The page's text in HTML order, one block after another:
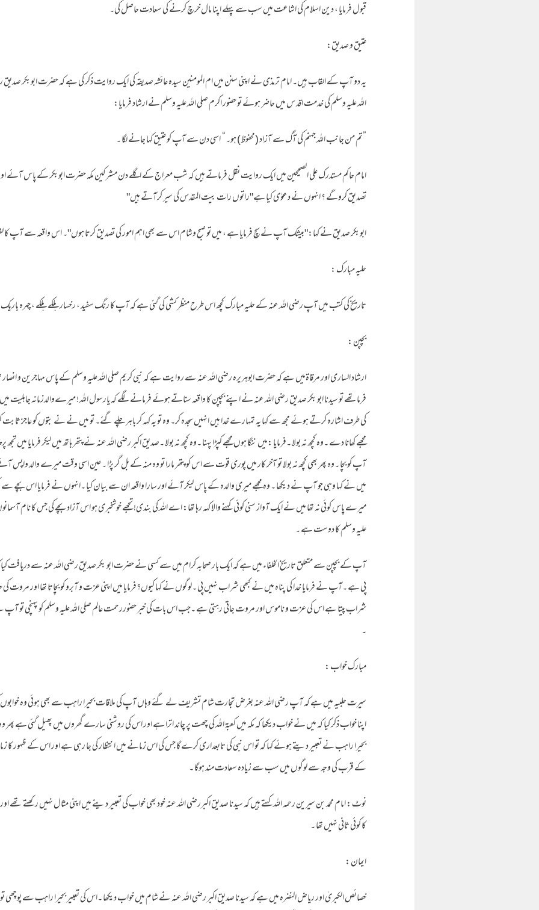
قبول فرمایا ، دین اسلام کی اشاعت میں سب سے پہلے اپنا مال خرچ کرنے کی سعادت حاصل کی۔
عتیق و صدیق:
یہ دو آپ کے القاب ہیں۔ امام ترمذی نے اپنی سنن میں ام المومنین سیدہ عائشہ صدیقہ کی ایک روایت ذکر کی ہے کہ حضرت ابوبکر
اللہ علیہ وسلم کی خدمت اقد س میں حاضر ہوئے تو حضور اکرم صلی اللہ علیہ وسلم نے ارشاد فرمایا:
”تم من جانب اللہ جہنم کی آگ سے آزاد (محفوظ) ہو۔“ اسی دن سے آپ کو عتیق کہا جانے لگا ۔
امام حاکم مستدرک علی الصحیحین میں ایک روایت نقل فرماتے ہیں کہ شب معراج کے اگلے دن مشرکین مکہ حضرت ابوبکر کے پاس آئے
تصدیق کروگے ؟ انہوں نے دعوٰی کیا ہے"راتوں رات بیت المقدس کی سیر کرآتے ہیں"
ابوبکر صدیق نے کہا:"بیشک آپ نے سچ فرمایا ہے ، میں تو صبح وشام اس سے بھی اہم امور کی تصدیق کرتا ہوں"۔ اس واقعہ سے آپ کا
حلیہ مبارک :
تاریخ کی کتب میں آپ رضی اللہ عنہ کے حلیہ مبارک کچھ اس طرح منظر کشی کی گئی ہے کہ آپ کا رنگ سفید ، رخسار ہلکے ہلکے ، چہرہ باریک اور
بچپن :
ارشاد الساری اور مرقاۃمیں ہے کہ حضرت ابوہریرہ رضی اللہ عنہ سے روایت ہے کہ نبی کریم صلی اللہ علیہ وسلم کے پاس مہاجرین و
فرماتھے تو سیدنا ابو بکر صدیق رضی اللہ عنہ نے اپنے بچپن کا واقعہ سناتے ہوئے فرمانے لگے کہ یارسول اللہ ! میرےوالدزمانہ
کی طرف اشارہ کرتے ہوئے مجھ سے کہا یہ تمہارے خدا ہیں انہیں سجدہ کر۔ وہ تو یہ کہہ کر باہر چلے گئے۔ تو میں نے نے بتوں کو عاجز
مجھے کھانا دے ۔وہ کچھ نہ بولا ۔فرمایا :میں ننگا ہوں مجھے کپڑا پہنا ۔وہ کچھ نہ بولا ۔صدیق اکبر رضی اللہ عنہ نے پتھر ہاتھ میں لیکر فرمایا میں تجھ
آپ کو بچا ۔وہ پھر بھی کچھ نہ بولا تو آخر کار میں پوری قوت سے اس کو پتھر مارا تو وہ منہ کے بل گر پڑا ۔ عین اسی وقت میرے والد واپس آئے۔یہ
میں نے کہا وہی جو آپ نے دیکھا ۔ وہ مجھے میری والدہ کے پاس لیکر آئے اور سارا واقعہ ان سے بیان کیا ۔انہوں نے فرمایا اس بچے سے
میرے پاس کوئی نہ تھا میں نے ایک آواز سنی کوئی کہنے والا کہہ رہا تھا: اے اللہ کی بندی! تجھے خوشخبری ہو اس آزاد بچے کی جس کا نام
علیہ وسلم کا دوست ہے ۔
آپ کے بچپن سے متعلق تاریخ الخلفاء میں ہے کہ ایک بار صحابہ کرام میں سے کسی نے حضرت ابو بکر صدیق رضی اللہ عنہ سے دریافت
پی ہے ۔آپ نے فرمایا خدا کی پناہ میں نے کبھی شراب نہیں پی ۔لوگوں نے کہا کیوں؟فرمایا میں اپنی عزت و آبرو کو بچاتا تھا اور مروت
شراب پیتا ہے اس کی عزت و ناموس اور مروت جاتی رہتی ہے ۔جب اس بات کی خبر حضوررحمت عالم صلی اللہ علیہ وسلم کو پہنچی تو آپ نے
۔
مبارک خواب :
سیرت حلبیہ میں ہے کہ آپ رضی اللہ عنہ بغرض تجارت شام تشریف لے گئے وہاں آپ کی ملاقات بحیرا راہب سے بھی ہوئی وہ خوابوں
اپنا خواب ذکر کیا کہ میں نے خواب دیکھا کہ مکہ میں کعبۃ اللہ کی چھت پر چاند اترا ہے اور اس کی روشنی سارے گھروں میں پھیل گئی ہے
بحیرا راہب نے تعبیر دیتے ہوئے کہا کہ تو اس نبی کی تابعداری کرے گا جس کی اس زمانے میں انتظار کی جا رہی ہے اور اس کے ظہور کا
کے قرب کی وجہ سے لوگوں میں سب سے زیادہ سعادت مند ہوگا ۔
نوٹ : امام محمد بن سیرین رحمہ اللہ کہتے ہیں کہ سیدنا صدیق اکبررضی اللہ عنہ خود بھی خواب کی تعبیر دینے میں اپنی مثال نہیں رکھتے
کا کوئی ثانی نہیں تھا ۔
ایمان :
خصائص الکبریٰ اور ریاض النضرہ میں ہے کہ سیدنا صدیق اکبر رضی اللہ عنہ نے شام میں خواب دیکھا ۔اس کی تعبیر بحیرا راہب سے پوچھی